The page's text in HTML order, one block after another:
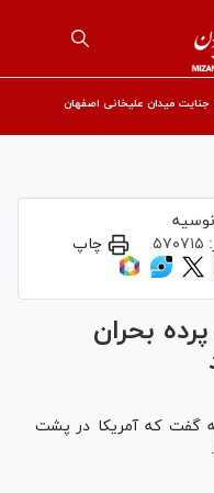
جنایت میدان علیخانی اصفهان
۵۷۰۷۱۵ چاپ
بحران
گفت که آمریکا در پشت